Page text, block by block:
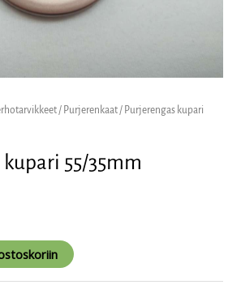
/ Purjerenkaat / Purjerengas kupari
55/35mm